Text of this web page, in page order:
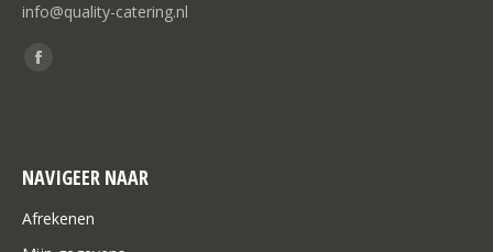
info@quality-catering.nl
Vind ons op:
Facebook
new
window
NAVIGEER NAAR
Afrekenen